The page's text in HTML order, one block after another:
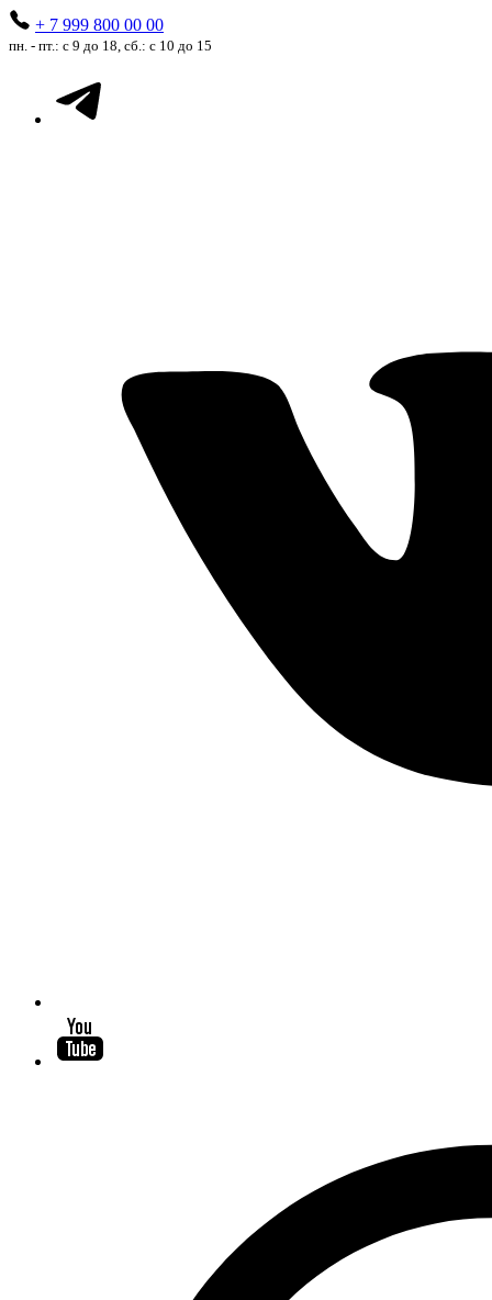
+ 7 999 800 00 00
пн. - пт.: с 9 до 18, сб.: с 10 до 15